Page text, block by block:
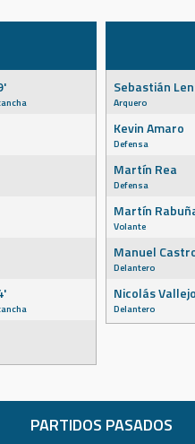
Sebastián
Arquero
Kevin Amaro
Defensa
Martín Rea
Defensa
Martín
Volante
Manuel
Delantero
Nicolás Vallejo
Delantero
PARTIDOS PASADOS